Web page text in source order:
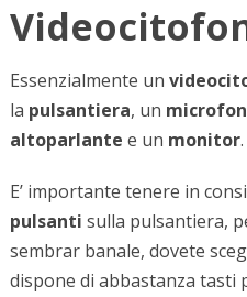
Essenzialmente un
la pulsantiera, un
altoparlante e un monitor.
E’ importante tenere in
pulsanti sulla pulsantiera,
sembrar banale, dovete
dispone di abbastanza tasti